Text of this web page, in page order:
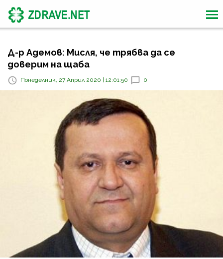
Д-р Адемов: Мисля, че трябва да се
доверим на щаба
Понеделник, 27 Април 2020 | 12:01:50 0